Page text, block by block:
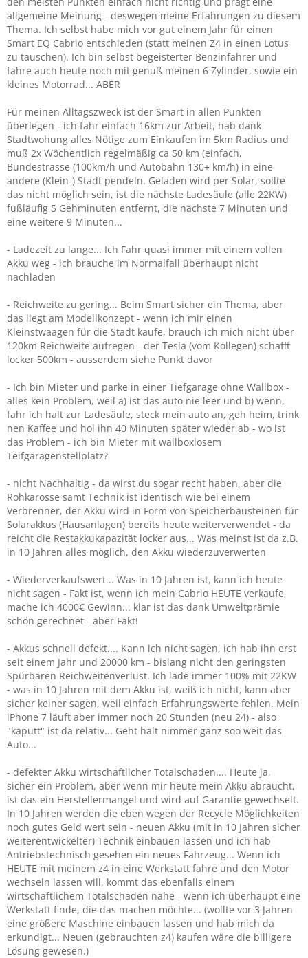
allgemeine Meinung - deswegen meine Erfahrungen zu diesem
Thema. Ich selbst habe mich vor gut einem Jahr für einen
Smart EQ Cabrio entschieden (statt meinen Z4 in einen Lotus
zu tauschen). Ich bin selbst begeisterter Benzinfahrer und
fahre auch heute noch mit genuß meinen 6 Zylinder, sowie ein
kleines Motorrad... ABER
Für meinen Alltagszweck ist der Smart in allen Punkten
überlegen - ich fahr einfach 16km zur Arbeit, hab dank
Stadtwohung alles Nötige zum Einkaufen im 5km Radius und
muß 2x Wöchentlich regelmäßig ca 50 km (einfach,
Bundestrasse (100km/h und Autobahn 130+ km/h) in eine
andere (Klein-) Stadt pendeln. Geladen wird per Solar, sollte
das nicht möglich sein, ist die nächste Ladesäule (alle 22KW)
fußläufig 5 Gehminuten entfernt, die nächste 7 Minuten und
eine weitere 9 Minuten...
- Ladezeit zu lange... Ich Fahr quasi immer mit einem vollen
Akku weg - ich brauche im Normalfall überhaupt nicht
nachladen
- Reichweite zu gering... Beim Smart sicher ein Thema, aber
das liegt am Modellkonzept - wenn ich mir einen
Kleinstwaagen für die Stadt kaufe, brauch ich mich nicht über
120km Reichweite aufregen - der Tesla (vom Kollegen) schafft
locker 500km - ausserdem siehe Punkt davor
- Ich bin Mieter und parke in einer Tiefgarage ohne Wallbox -
alles kein Problem, weil a) ist das auto nie leer und b) wenn,
fahr ich halt zur Ladesäule, steck mein auto an, geh heim, trink
nen Kaffee und hol ihn 40 Minuten später wieder ab - wo ist
das Problem - ich bin Mieter mit wallboxlosem
Teifgaragenstellplatz?
- nicht Nachhaltig - da wirst du sogar recht haben, aber die
Rohkarosse samt Technik ist identisch wie bei einem
Verbrenner, der Akku wird in Form von Speicherbausteinen für
Solarakkus (Hausanlagen) bereits heute weiterverwendet - da
reicht die Restakkukapazität locker aus... Was meinst ist da z.B.
in 10 Jahren alles möglich, den Akku wiederzuverwerten
- Wiederverkaufswert... Was in 10 Jahren ist, kann ich heute
nicht sagen - Fakt ist, wenn ich mein Cabrio HEUTE verkaufe,
mache ich 4000€ Gewinn... klar ist das dank Umweltprämie
schön gerechnet - aber Fakt!
- Akkus schnell defekt.... Kann ich nicht sagen, ich hab ihn erst
seit einem Jahr und 20000 km - bislang nicht den geringsten
Spürbaren Reichweitenverlust. Ich lade immer 100% mit 22KW
- was in 10 Jahren mit dem Akku ist, weiß ich nicht, kann aber
sicher keiner sagen, weil einfach Erfahrungswerte fehlen. Mein
iPhone 7 läuft aber immer noch 20 Stunden (neu 24) - also
"kaputt" ist da relativ... Geht halt nimmer ganz soo weit das
Auto...
- defekter Akku wirtschaftlicher Totalschaden.... Heute ja,
sicher ein Problem, aber wenn mir heute mein Akku abraucht,
ist das ein Herstellermangel und wird auf Garantie gewechselt.
In 10 Jahren werden die eben wegen der Recycle Möglichkeiten
noch gutes Geld wert sein - neuen Akku (mit in 10 Jahren sicher
weiterentwickelter) Technik einbauen lassen und ich hab
Antriebstechnisch gesehen ein neues Fahrzeug... Wenn ich
HEUTE mit meinem z4 in eine Werkstatt fahre und den Motor
wechseln lassen will, kommt das ebenfalls einem
wirtschaftlichem Totalschaden nahe - wenn ich überhaupt eine
Werkstatt finde, die das machen möchte... (wollte vor 3 Jahren
eine größere Maschine einbauen lassen und hab mich da
erkundigt... Neuen (gebrauchten z4) kaufen wäre die billigere
Lösung gewesen.)